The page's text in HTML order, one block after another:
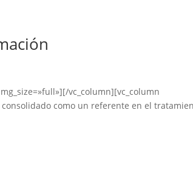
vc_column][vc_column
consolidado como un referente en el